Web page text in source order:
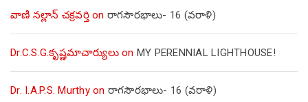
వాణి నల్లాన్ చక్రవర్తిon రాగసౌరభాలు- 16 (వరాళి)
Dr.C.S.G.కృష్ణమాచార్యులుon MY PERENNIAL LIGHTHOUSE!
Dr. I.A.P.S. Murthyon రాగసౌరభాలు- 16 (వరాళి)